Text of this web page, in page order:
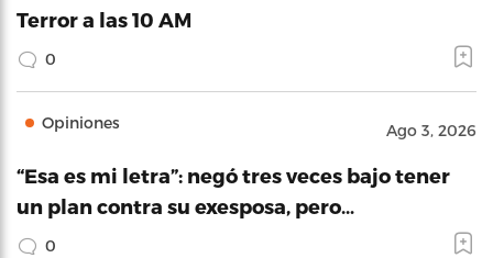
Terror a las 10 AM
0
Opiniones Ago 3, 2026
“Esa es mi letra”: negó tres veces bajo tener
un plan contra su exesposa, pero…
0